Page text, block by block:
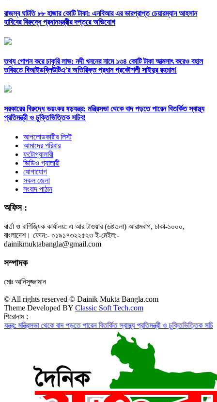
রাজস্ব ঘাটতি ৮৮ হাজার কোটি টাকা: এনবিআর এর ভারপ্রাপ্ত চেয়ারম্যান আহসান
হাবিবের বিরুদ্ধে প্রধানমন্ত্রীর দপ্তরে অভিযোগ
তথ্য গোপন করে চাকুরি লাভ: নদী খননের নামে ১৩৪ কোটি টাকা আত্মসাৎ করেও বহাল
তবিয়তে বিআইডব্লিউটিএ’র অতিরিক্ত প্রধান প্রকৌশলী সাইদুর রহমান!
সরকারের বিরুদ্ধে ভয়ংকর ষড়যন্ত্র: মন্ত্রিসভা থেকে বাদ পড়তে পারেন বিতর্কিত স্বাস্থ্য
প্রতিমন্ত্রী ও চুক্তিভিত্তিক সচিব!
আপলোডকারীর লিস্ট
আমাদের পরিবার
ফটোগ্যালারী
ভিডিও গ্যালারী
যোগাযোগ
সকল জেলা
সংবাদ পাঠান
অফিস :
বার্তা ও বাণিজ্যিক কার্যালয়: এ আর টাওয়ার (৬ষ্টতলা) আরামবাগ, ঢাকা-১০০০,
বাংলাদেশ। ফোন:- ০১৯১৭৩২২৫২৩ ই-মেইল:-
dainikmuktabangla@gmail.com
সম্পাদক
মোঃ আনিসুজ্জামান
© All rights reserved © Dainik Mukta Bangla.com
Theme Developed BY Classic Soft Tech.com
শিরোনাম :
থেকে বাদ পড়তে পারেন বিতর্কিত স্বাস্থ্য প্রতিমন্ত্রী ও চুক্তিভিত্তিক সচিব!রাজস্ব